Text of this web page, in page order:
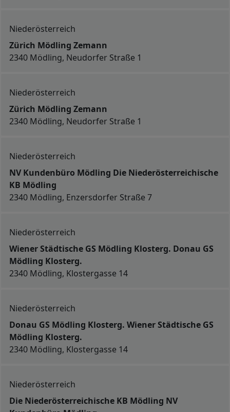
Niederösterreich
Zürich Mödling Zemann
2340 Mödling, Neudorfer Straße 1
Niederösterreich
Zürich Mödling Zemann
2340 Mödling, Neudorfer Straße 1
Niederösterreich
NV Kundenbüro Mödling Die Niederösterreichische
KB Mödling
2340 Mödling, Enzersdorfer Straße 7
Niederösterreich
Wiener Städtische GS Mödling Klosterg. Donau GS
Mödling Klosterg.
2340 Mödling, Klostergasse 14
Niederösterreich
Donau GS Mödling Klosterg. Wiener Städtische GS
Mödling Klosterg.
2340 Mödling, Klostergasse 14
Niederösterreich
Die Niederösterreichische KB Mödling NV